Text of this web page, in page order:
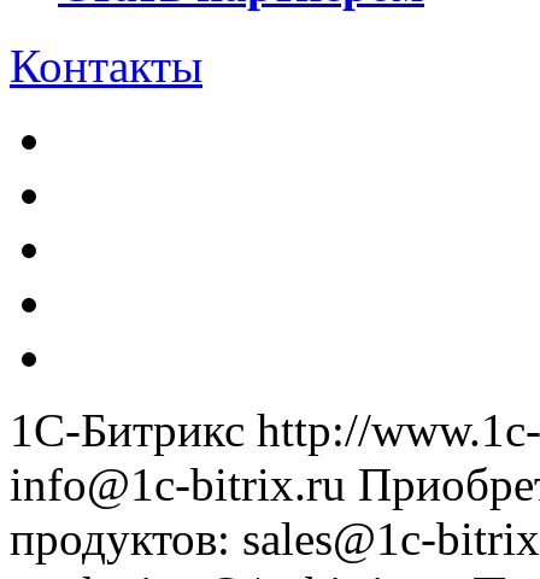
Контакты
1С-Битрикс http://
info@1c-bitrix.ru
продуктов: sales@1c-